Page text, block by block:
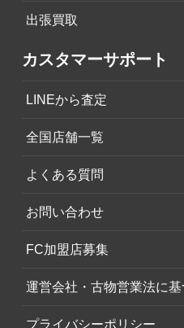
出張買取
カスタマーサポート
LINEから査定
全国店舗一覧
よくある質問
お問い合わせ
FC加盟店募集
運営会社・古物営業法に
プライバシーポリシー